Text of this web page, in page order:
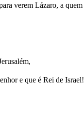
verem Lázaro, a
e que é Rei de Israel!